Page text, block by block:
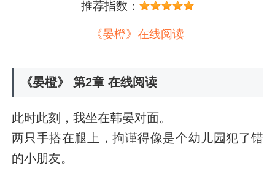
推荐指数：
《晏橙》在线阅读
《晏橙》 第2章 在线阅读
此时此刻，我坐在韩晏对面。
两只手搭在腿上，拘谨得像是个幼儿园犯了错
的小朋友。